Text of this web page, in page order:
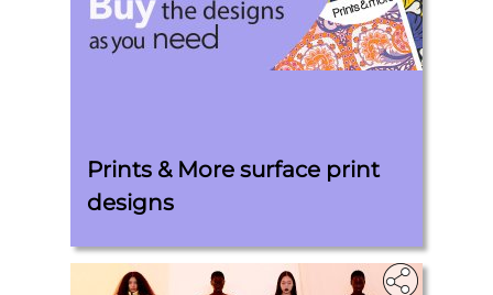
Prints & More surface print
designs